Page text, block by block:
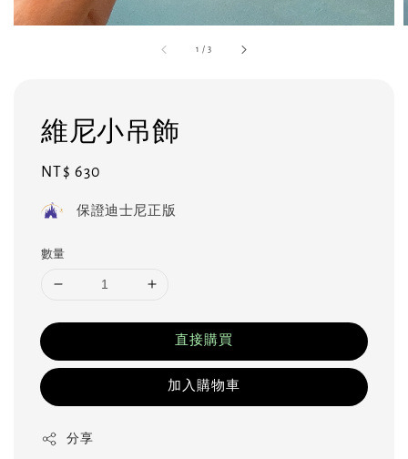
1 /3
維尼小吊飾
Regular
NT$ 630
保證迪士尼正版
數量
直接購買
加入購物車
分享